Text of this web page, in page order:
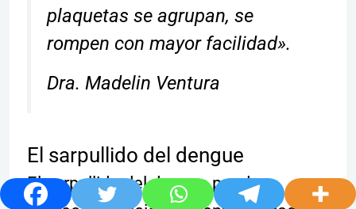
plaquetas se agrupan, se
rompen con mayor facilidad».
Dra. Madelin Ventura
El sarpullido del dengue
El sarpullido del dengue puede